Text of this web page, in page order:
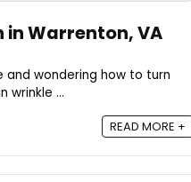
in Warrenton, VA
and wondering how to turn
wrinkle ...
READ MORE +